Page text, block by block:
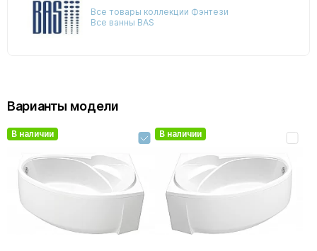
Все товары коллекции Фэнтези
Все ванны BAS
Варианты модели
В наличии В наличии